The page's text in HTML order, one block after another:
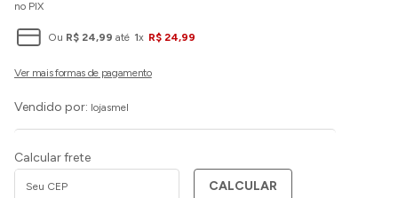
no PIX
Ou R$ 24,99 até 1x R$ 24,99
Vendido por: lojasmel
Calcular frete
CALCULAR